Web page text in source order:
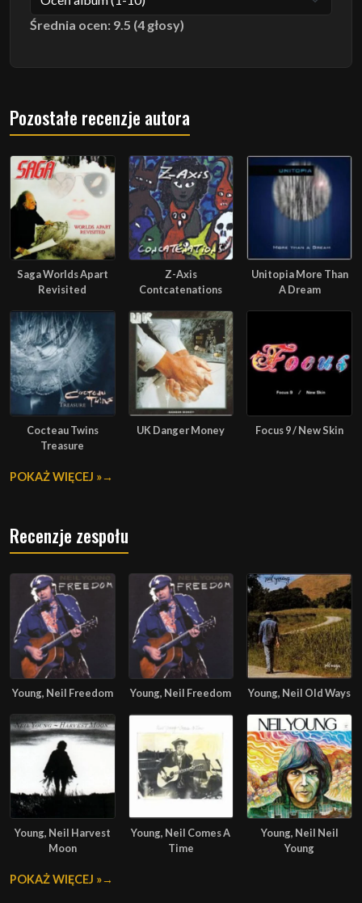
Średnia ocen: 9.5 (4 głosy)
Pozostałe recenzje autora
Saga Worlds Apart
Revisited
Z-Axis
Contcatenations
Unitopia More Than
A Dream
Cocteau Twins
Treasure
UK Danger Money Focus 9 / New Skin
POKAŻ WIĘCEJ »
Recenzje zespołu
Young, Neil Freedom Young, Neil Freedom Young, Neil Old Ways
Young, Neil Harvest
Moon
Young, Neil Comes A
Time
Young, Neil Neil
Young
POKAŻ WIĘCEJ »